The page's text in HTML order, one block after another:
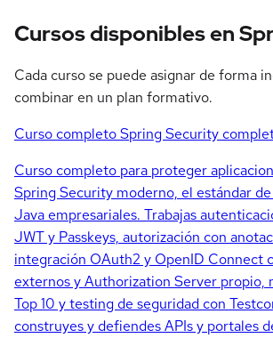
Cursos disponibles en
Cada curso se puede asignar de forma
combinar en un plan formativo.
Curso completoSpring Security
Curso completo para proteger
Spring Security moderno, el estándar
Java empresariales. Trabajas
JWT y Passkeys, autorización con
integración OAuth2 y OpenID Connect
externos y Authorization Server propio,
Top 10 y testing de seguridad con
construyes y defiendes APIs y portales